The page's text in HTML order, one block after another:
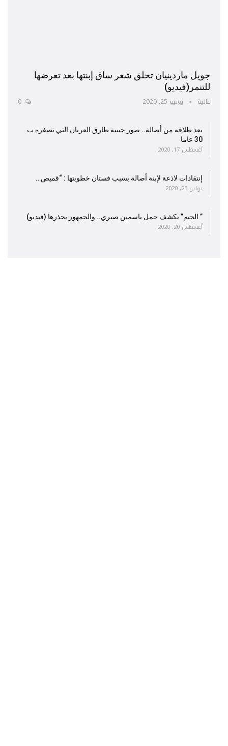
جويل ماردينيان تحلق شعر ساق إبنتها بعد تعرضها
للتنمر(فيديو)
عالية يونيو 25, 2020
بعد طلاقه من أصالة.. صور حبيبة طارق العريان التي تصغره ب
30 عاما
أغسطس 17, 2020
إنتقادات لاذعة لإبنة أصالة بسبب فستان خطوبتها : “قميص…
يوليو 23, 2020
” الجيم” يكشف حمل ياسمين صبري.. والجمهور يحذرها (فيديو)
أغسطس 20, 2020